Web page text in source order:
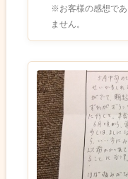
※お客様の感想であ
ません。